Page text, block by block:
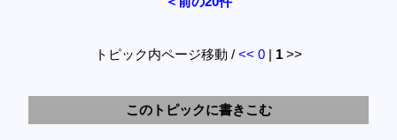
トピック内ページ移動 / << 0 | 1 >>
このトピックに書きこむ